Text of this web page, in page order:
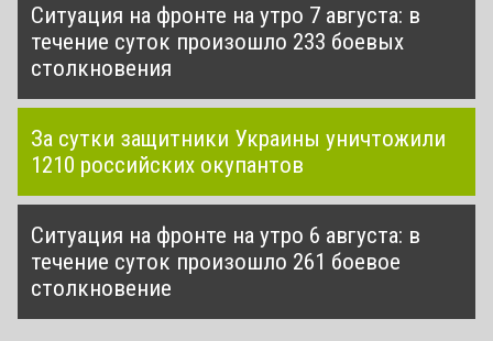
Ситуация на фронте на утро 7 августа: в
течение суток произошло 233 боевых
столкновения
За сутки защитники Украины уничтожили
1210 российских окупантов
Ситуация на фронте на утро 6 августа: в
течение суток произошло 261 боевое
столкновение